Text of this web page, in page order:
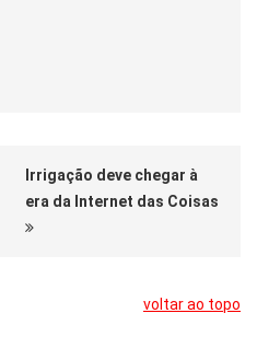
Irrigação deve chegar à
era da Internet das Coisas
voltar ao topo